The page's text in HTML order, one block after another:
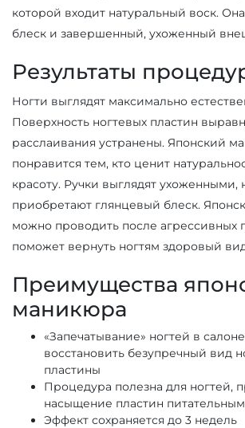
которой входит натуральный воск.
блеск и завершенный, ухоженный
Результаты
Ногти выглядят максимально
Поверхность ногтевых пластин
расслаивания устранены. Японский
понравится тем, кто ценит
красоту. Ручки выглядят ухоженными,
приобретают глянцевый блеск.
можно проводить после агрессивных
поможет вернуть ногтям здоровый
Преимущества
маникюра
«Запечатывание» ногтей в
восстановить безупречный вид
пластины
Процедура полезна для ногтей,
насыщение пластин
Эффект сохраняется до 3 недель